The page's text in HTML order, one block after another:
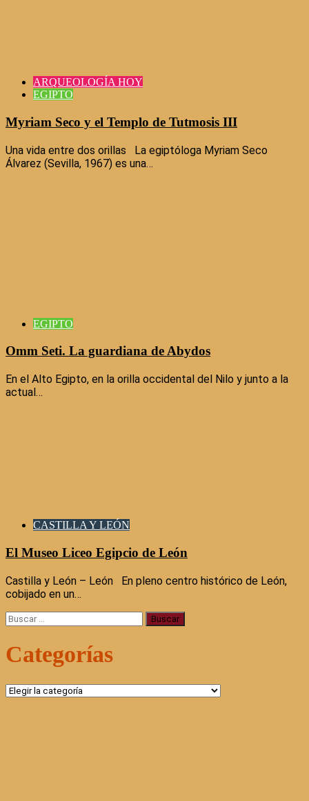
ARQUEOLOGÍA HOY
EGIPTO
Myriam Seco y el Templo de Tutmosis III
Una vida entre dos orillas La egiptóloga Myriam Seco
Álvarez (Sevilla, 1967) es una…
EGIPTO
Omm Seti. La guardiana de Abydos
En el Alto Egipto, en la orilla occidental del Nilo y junto a la
actual…
CASTILLA Y LEÓN
El Museo Liceo Egipcio de León
Castilla y León – León En pleno centro histórico de León,
cobijado en un…
Buscar:
Categorías
Categorías